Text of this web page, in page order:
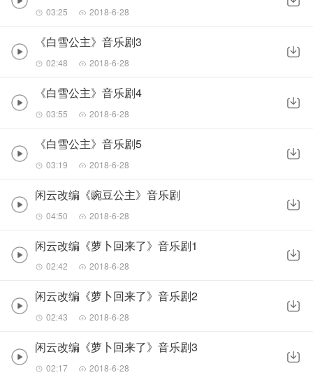
03:25 2018-6-28
《白雪公主》音乐剧3
02:48 2018-6-28
《白雪公主》音乐剧4
03:55 2018-6-28
《白雪公主》音乐剧5
03:19 2018-6-28
闲云改编《豌豆公主》音乐剧
04:50 2018-6-28
闲云改编《萝卜回来了》音乐剧1
02:42 2018-6-28
闲云改编《萝卜回来了》音乐剧2
02:43 2018-6-28
闲云改编《萝卜回来了》音乐剧3
02:17 2018-6-28